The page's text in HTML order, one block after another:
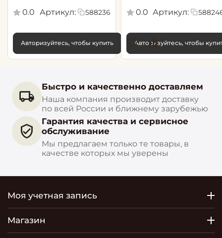
0.0 Артикул: 588236
Авторизуйтесь, чтобы купить
0.0 Артикул:
Авторизуйтесь, чтобы
Быстро и качественно доставляем
Наша компания производит доставку
по всей России и ближнему зарубежью
Гарантия качества и сервисное
обслуживание
Мы предлагаем только те товары, в
качестве которых мы уверены
Моя учетная запись
Магазин